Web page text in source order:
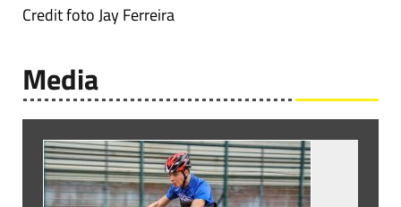
Credit foto Jay Ferreira
Media